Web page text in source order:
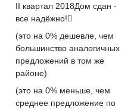
II квартал 2018Дом сдан -
все надёжно!
(это на 0% дешевле , чем
большинство аналогичных
предложений в том же
районе)
(это на 0% меньше , чем
среднее предложение по